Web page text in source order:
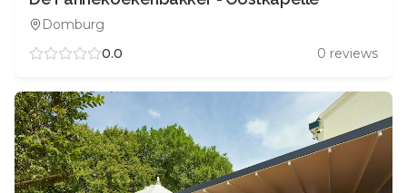
Domburg
0.0 0 reviews